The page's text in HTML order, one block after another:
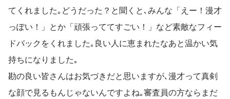
てくれました｡どうだった？と聞くと､みんな「えー！漫才
っぽい！」とか「頑張っててすごい！」など素敵なフィー
ドバックをくれました｡良い人に恵まれたなあと温かい気
持ちになりました｡
勘の良い皆さんはお気づきだと思いますが､漫才って真剣
な顔で見るもんじゃないんですよね｡審査員の方ならまだ